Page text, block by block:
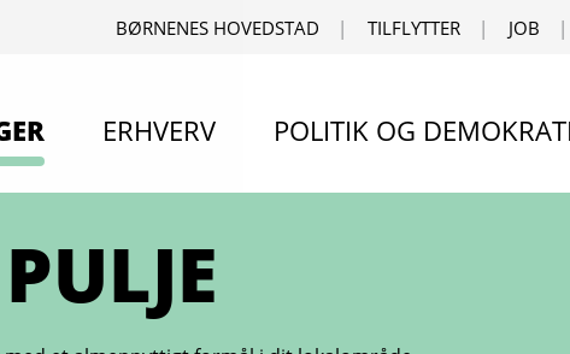
BØRNENES HOVEDSTAD TILFLYTTER JOB
ERHVERV POLITIK OG DEMOKRATI